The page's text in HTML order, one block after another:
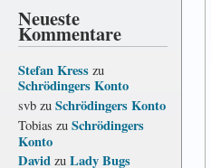
Neueste
Kommentare
Stefan Kress zu
Schrödingers Konto
svb zu Schrödingers Konto
Tobias zu Schrödingers
Konto
David zu Lady Bugs